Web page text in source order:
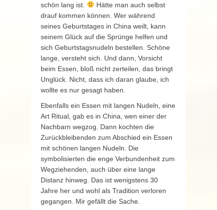
schön lang ist.
Hätte man auch selbst
drauf kommen können. Wer während
seines Geburtstages in China weilt, kann
seinem Glück auf die Sprünge helfen und
sich Geburtstagsnudeln bestellen. Schöne
lange, versteht sich. Und dann, Vorsicht
beim Essen, bloß nicht zerteilen, das bringt
Unglück. Nicht, dass ich daran glaube, ich
wollte es nur gesagt haben.
Ebenfalls ein Essen mit langen Nudeln, eine
Art Ritual, gab es in China, wen einer der
Nachbarn wegzog. Dann kochten die
Zurückbleibenden zum Abschied ein Essen
mit schönen langen Nudeln. Die
symbolisierten die enge Verbundenheit zum
Wegziehenden, auch über eine lange
Distanz hinweg. Das ist wenigstens 30
Jahre her und wohl als Tradition verloren
gegangen. Mir gefällt die Sache.